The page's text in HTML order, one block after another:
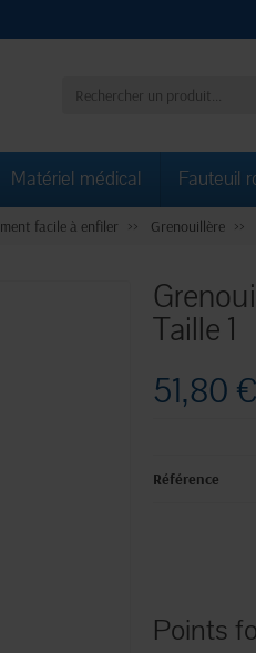
Matériel médical Fauteuil
facile à enfiler Grenouillère
Taille 1
51,80
Référence
Points